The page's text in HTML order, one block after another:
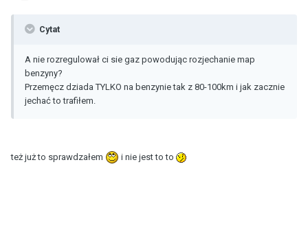
Cytat
A nie rozregulował ci sie gaz powodując rozjechanie map
benzyny?
Przemęcz dziada TYLKO na benzynie tak z 80-100km i jak zacznie
jechać to trafiłem.
też już to sprawdzałem i nie jest to to